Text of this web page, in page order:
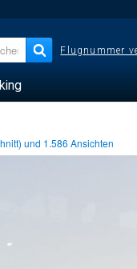
Flugnummer
und 1.586 Ansichten